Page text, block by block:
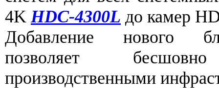
4KHDC-4300L до камер
Добавление нового
позволяет
производственными